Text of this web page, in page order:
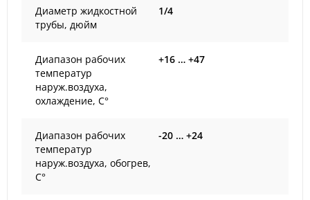
Диаметр жидкостной
трубы, дюйм
1/4
Диапазон рабочих
температур
наруж.воздуха,
охлаждение, С°
+16 … +47
Диапазон рабочих
температур
наруж.воздуха, обогрев,
С°
-20 … +24